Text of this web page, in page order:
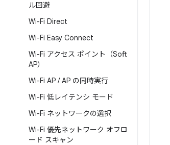
ル回避
Wi-Fi Direct
Wi-Fi Easy Connect
Wi-Fi アクセス ポイント（Soft
AP）
Wi-Fi AP /AP の同時実行
Wi-Fi 低レイテンシ モード
Wi-Fi ネットワークの選択
Wi-Fi 優先ネットワーク オフロ
ード スキャン